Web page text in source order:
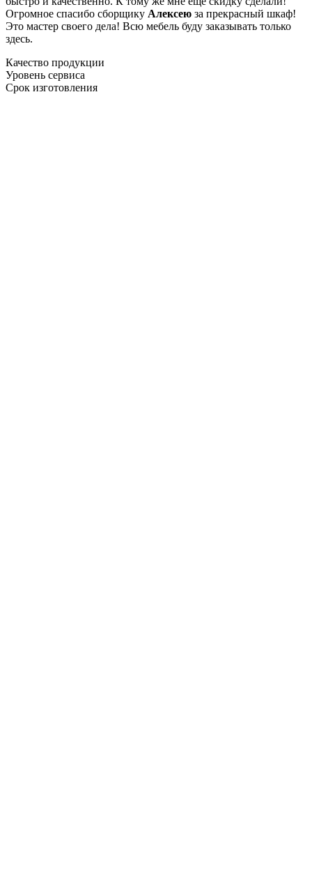
Огромное спасибо сборщику Алексею за прекрасный шкаф!
Это мастер своего дела! Всю мебель буду заказывать только
здесь.
Качество продукции
Уровень сервиса
Срок изготовления